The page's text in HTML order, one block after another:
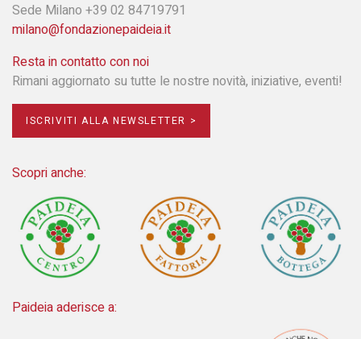
Sede Milano +39 02 84719791
milano@fondazionepaideia.it
Resta in contatto con noi
Rimani aggiornato su tutte le nostre novità, iniziative, eventi!
ISCRIVITI ALLA NEWSLETTER >
Scopri anche:
Paideia aderisce a: